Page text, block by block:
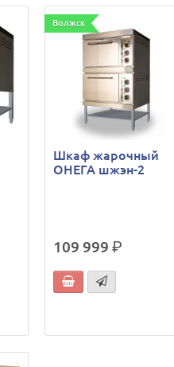
Волжск
Шкаф жарочный
ОНЕГА шжэн-2
109 999 р.